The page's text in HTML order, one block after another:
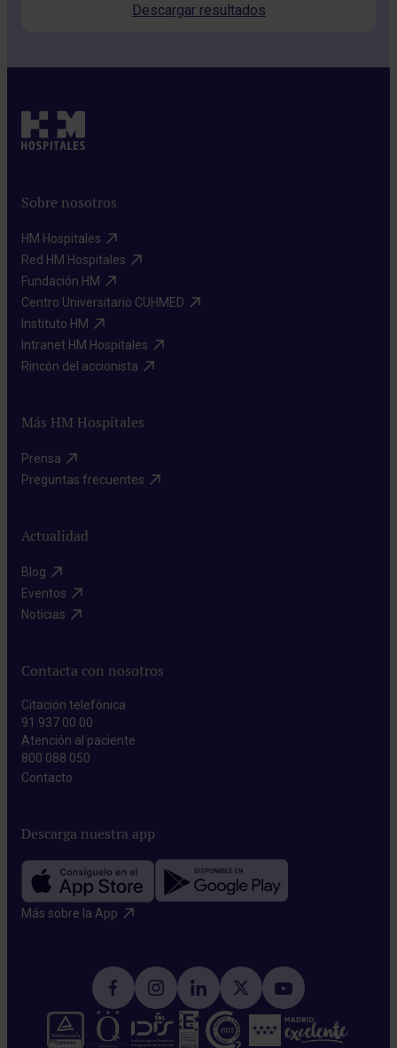
Descargar resultados
Sobre nosotros
HM Hospitales​
Red HM Hospitales​
Fundación HM​
Centro Universitario CUHMED​
Instituto HM​
Intranet HM Hospitales​
Rincón del accionista​
Más HM Hospitales
Prensa​
Preguntas frecuentes​
Actualidad
Blog​
Eventos​
Noticias​
Contacta con nosotros
Citación telefónica
91 937 00 00
Atención al paciente
800 088 050
Contacto​
Descarga nuestra app
Más sobre la App​